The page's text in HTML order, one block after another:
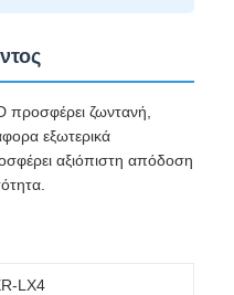
προσφέρει ζωντανή,
εξωτερικά
αξιόπιστη απόδοση
LX4